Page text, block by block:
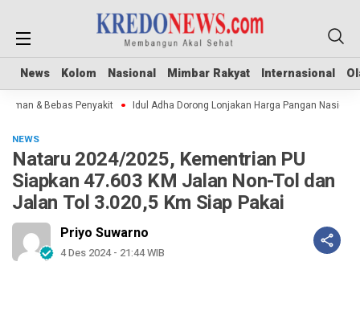
News Kolom Nasional Mimbar Rakyat Internasional
News Kolom Nasional Mimbar Rakyat Internasional
& Bebas Penyakit Idul Adha Dorong Lonjakan Harga Pangan Nasional
NEWS
Nataru 2024/2025, Kementrian PU
Siapkan 47.603 KM Jalan Non-Tol dan
Jalan Tol 3.020,5 Km Siap Pakai
Priyo Suwarno
4 Des 2024 - 21:44 WIB